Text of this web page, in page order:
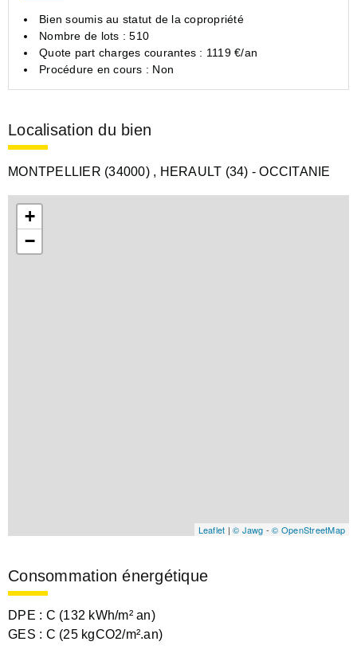
Bien soumis au statut de la copropriété
Nombre de lots : 510
Quote part charges courantes : 1119 €/an
Procédure en cours : Non
Localisation du bien
MONTPELLIER (34000) , HERAULT (34) - OCCITANIE
+
−
Leaflet | © Jawg -© OpenStreetMap
Consommation énergétique
DPE : C (132 kWh/m² an)
GES : C (25 kgCO2/m².an)